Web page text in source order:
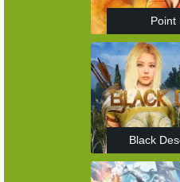
Point
Black